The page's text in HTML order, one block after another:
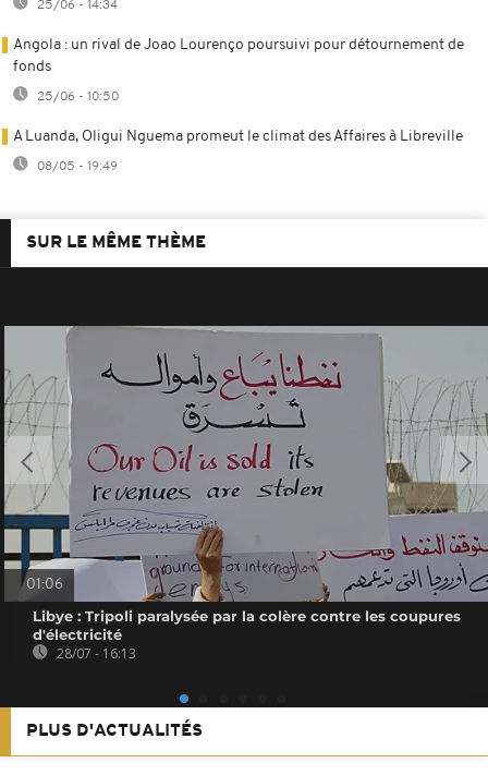
25/06 - 14:34
Angola : un rival de Joao Lourenço poursuivi pour détournement de
fonds
25/06 - 10:50
A Luanda, Oligui Nguema promeut le climat des Affaires à Libreville
08/05 - 19:49
SUR LE MÊME THÈME
01:06
Libye : Tripoli paralysée par la colère contre les coupures
d'électricité
28/07 - 16:13
PLUS D'ACTUALITÉS